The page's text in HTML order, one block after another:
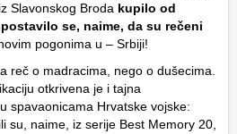
Slavonskog Broda kupilo od
se, naime, da su rečeni
pogonima u – Srbiji!
reč o madracima, nego o dušecima.
otkrivena je i tajna
spavaonicama Hrvatske vojske:
su, naime, iz serije Best Memory 20,